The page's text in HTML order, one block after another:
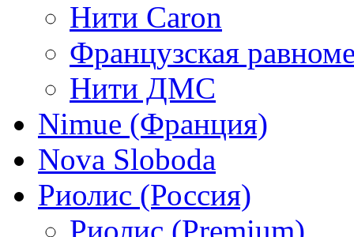
Нити Caron
Французская
Нити ДМС
Nimue (Франция)
Nova Sloboda
Риолис (Россия)